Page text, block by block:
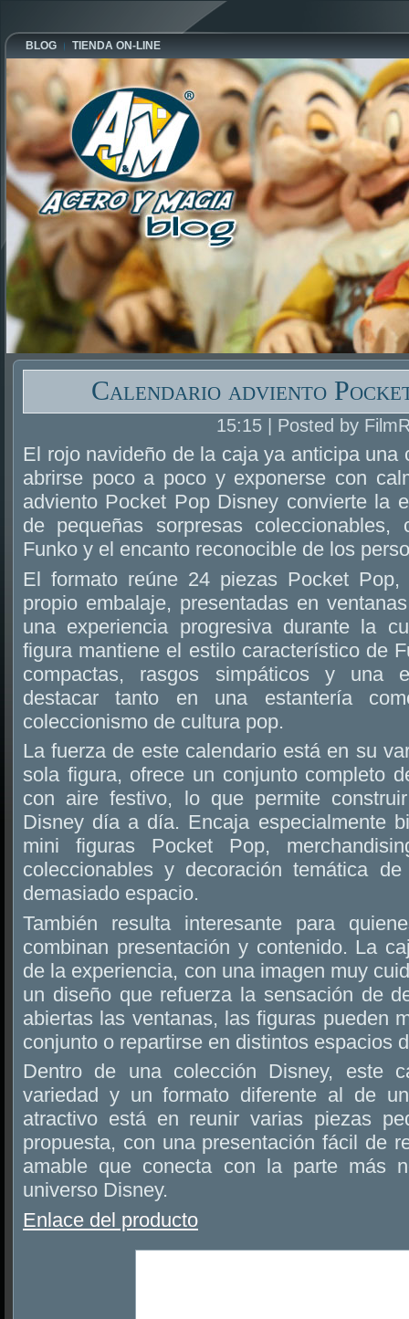
BLOG TIENDA ON-LINE
Calendario adviento
15:15 | Posted by
El rojo navideño de la caja ya anticipa una
abrirse poco a poco y exponerse con
adviento Pocket Pop Disney convierte la
de pequeñas sorpresas
Funko y el encanto reconocible de los
El formato reúne 24 piezas Pocket
propio embalaje, presentadas en
una experiencia progresiva durante la
figura mantiene el estilo característico de
compactas, rasgos simpáticos y una
destacar tanto en una estantería
coleccionismo de cultura pop.
La fuerza de este calendario está en su
sola figura, ofrece un conjunto completo
con aire festivo, lo que permite
Disney día a día. Encaja especialmente
mini figuras Pocket Pop,
coleccionables y decoración temática
demasiado espacio.
También resulta interesante para
combinan presentación y contenido. La
de la experiencia, con una imagen muy
un diseño que refuerza la sensación de
abiertas las ventanas, las figuras pueden
conjunto o repartirse en distintos espacios
Dentro de una colección Disney, este
variedad y un formato diferente al de
atractivo está en reunir varias piezas
propuesta, con una presentación fácil de
amable que conecta con la parte más
universo Disney.
Enlace del producto